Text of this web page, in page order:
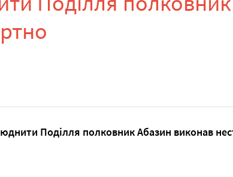
Поділля полковник Абазин виконав